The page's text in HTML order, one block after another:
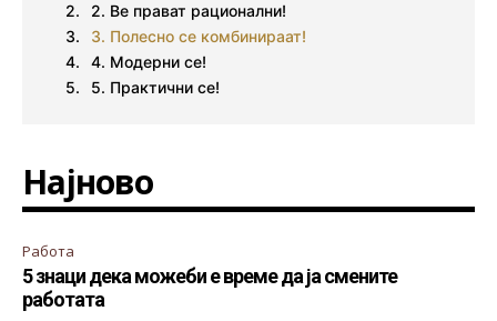
2. Ве прават рационални!
3. Полесно се комбинираат!
4. Модерни се!
5. Практични се!
Најново
Работа
5 знаци дека можеби е време да ја смените
работата